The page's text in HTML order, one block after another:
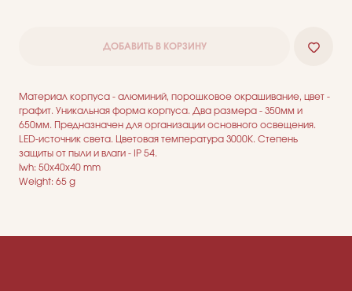
ДОБАВИТЬ В КОРЗИНУ
Материал корпуса - алюминий, порошковое окрашивание, цвет -
графит. Уникальная форма корпуса. Два размера - 350мм и
650мм. Предназначен для организации основного освещения.
LED-источник света. Цветовая температура 3000К. Степень
защиты от пыли и влаги - IP 54.
lwh: 50x40x40 mm
Weight: 65 g
ДЛЯ ПОКУПАТЕЛЕЙ
Комплектация
Каталог
О нас
Сотрудничество